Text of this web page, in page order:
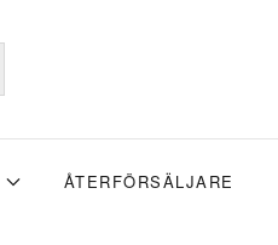
ÅTERFÖRSÄLJARE